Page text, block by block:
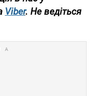
Viber. Не ведіться